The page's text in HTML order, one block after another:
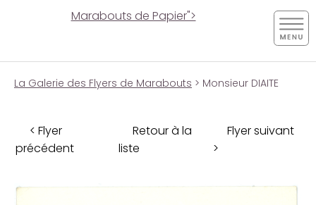
Marabouts de Papier">
La Galerie des Flyers de Marabouts > Monsieur DIAITE
< Flyer
précédent
Retour à la
liste
Flyer suivant
>